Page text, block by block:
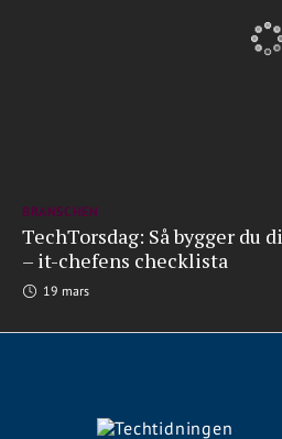
BRANSCHEN
TechTorsdag: Så bygger du
– it-chefens checklista
19 mars